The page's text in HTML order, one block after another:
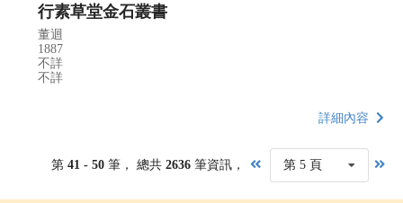
行素草堂金石叢書
董迴
1887
不詳
不詳
詳細內容
第 41 - 50 筆， 總共 2636筆資訊， 第 5 頁